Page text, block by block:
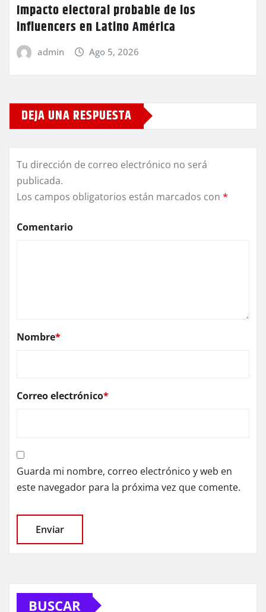
Impacto electoral probable de los
influencers en Latino América
admin Ago 5, 2026
DEJA UNA RESPUESTA
Tu dirección de correo electrónico no será
publicada.
Los campos obligatorios están marcados con *
Comentario
Nombre*
Correo electrónico*
Guarda mi nombre, correo electrónico y web en
este navegador para la próxima vez que comente.
BUSCAR